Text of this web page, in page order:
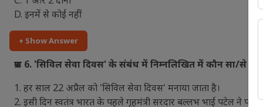
D. इनमें से कोई नहीं
+ Show Answer
प्रश्न 6. 'सिविल सेवा दिवस' के संबंध में निम्नलिखित में कौन सा/से
1. हर साल 22 अप्रैल को 'सिविल सेवा दिवस' मनाया जाता है।
2. इसी दिन स्वतंत्र भारत के पहले गृहमंत्री सरदार बल्लभ भाई पटेल ने